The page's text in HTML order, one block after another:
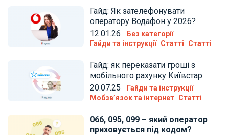
Гайд: Як зателефонувати
оператору Водафон у 2026?
12.01.26
Без категорії
Гайди та інструкції Статті Статті
Гайд: як переказати гроші з
мобільного рахунку Київстар
20.07.25
Гайди та інструкції
Мобзв’язок та інтернет Статті
066, 095, 099 – який оператор
приховується під кодом?